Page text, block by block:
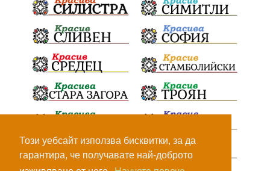
Този уебсайт използва бисквитки, за да
гарантира, че получавате най-доброто
ЕлектроразпределениеСевер
СигналиБезОтговор Безопасност
ТърновскаКонституция Суверенитет
НародноСъбрание Депутати 52НС
ЕнергийнаЕфективност ПланЗаВъзстановяване